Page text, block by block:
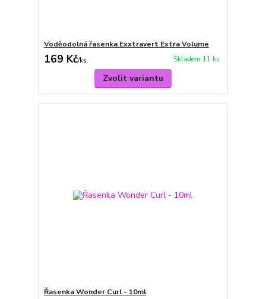
Voděodolná řasenka Exxtravert Extra Volume
169 Kč/ks Skladem 11 ks
Zvolit variantu
Řasenka Wonder Curl - 10ml